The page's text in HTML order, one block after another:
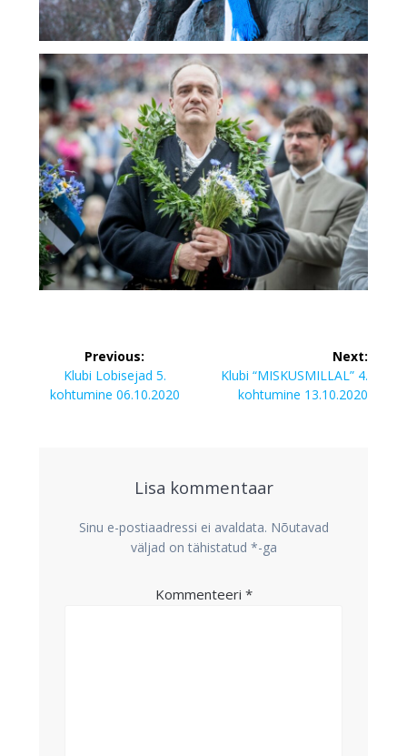
Navigeerimine
Previous:
Previous
post:
Klubi Lobisejad 5.
kohtumine 06.10.2020
Next:
Next
post:
Klubi “MISKUSMILLAL” 4.
kohtumine 13.10.2020
Lisa kommentaar
Sinu e-postiaadressi ei avaldata. Nõutavad
väljad on tähistatud *-ga
Kommenteeri *